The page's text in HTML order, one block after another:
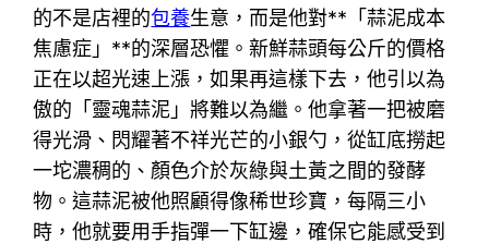
的不是店裡的包養生意，而是他對**「蒜泥成本
焦慮症」**的深層恐懼。新鮮蒜頭每公斤的價格
正在以超光速上漲，如果再這樣下去，他引以為
傲的「靈魂蒜泥」將難以為繼。他拿著一把被磨
得光滑、閃耀著不祥光芒的小銀勺，從缸底撈起
一坨濃稠的、顏色介於灰綠與土黃之間的發酵
物。這蒜泥被他照顧得像稀世珍寶，每隔三小
時，他就要用手指彈一下缸邊，確保它能感受到